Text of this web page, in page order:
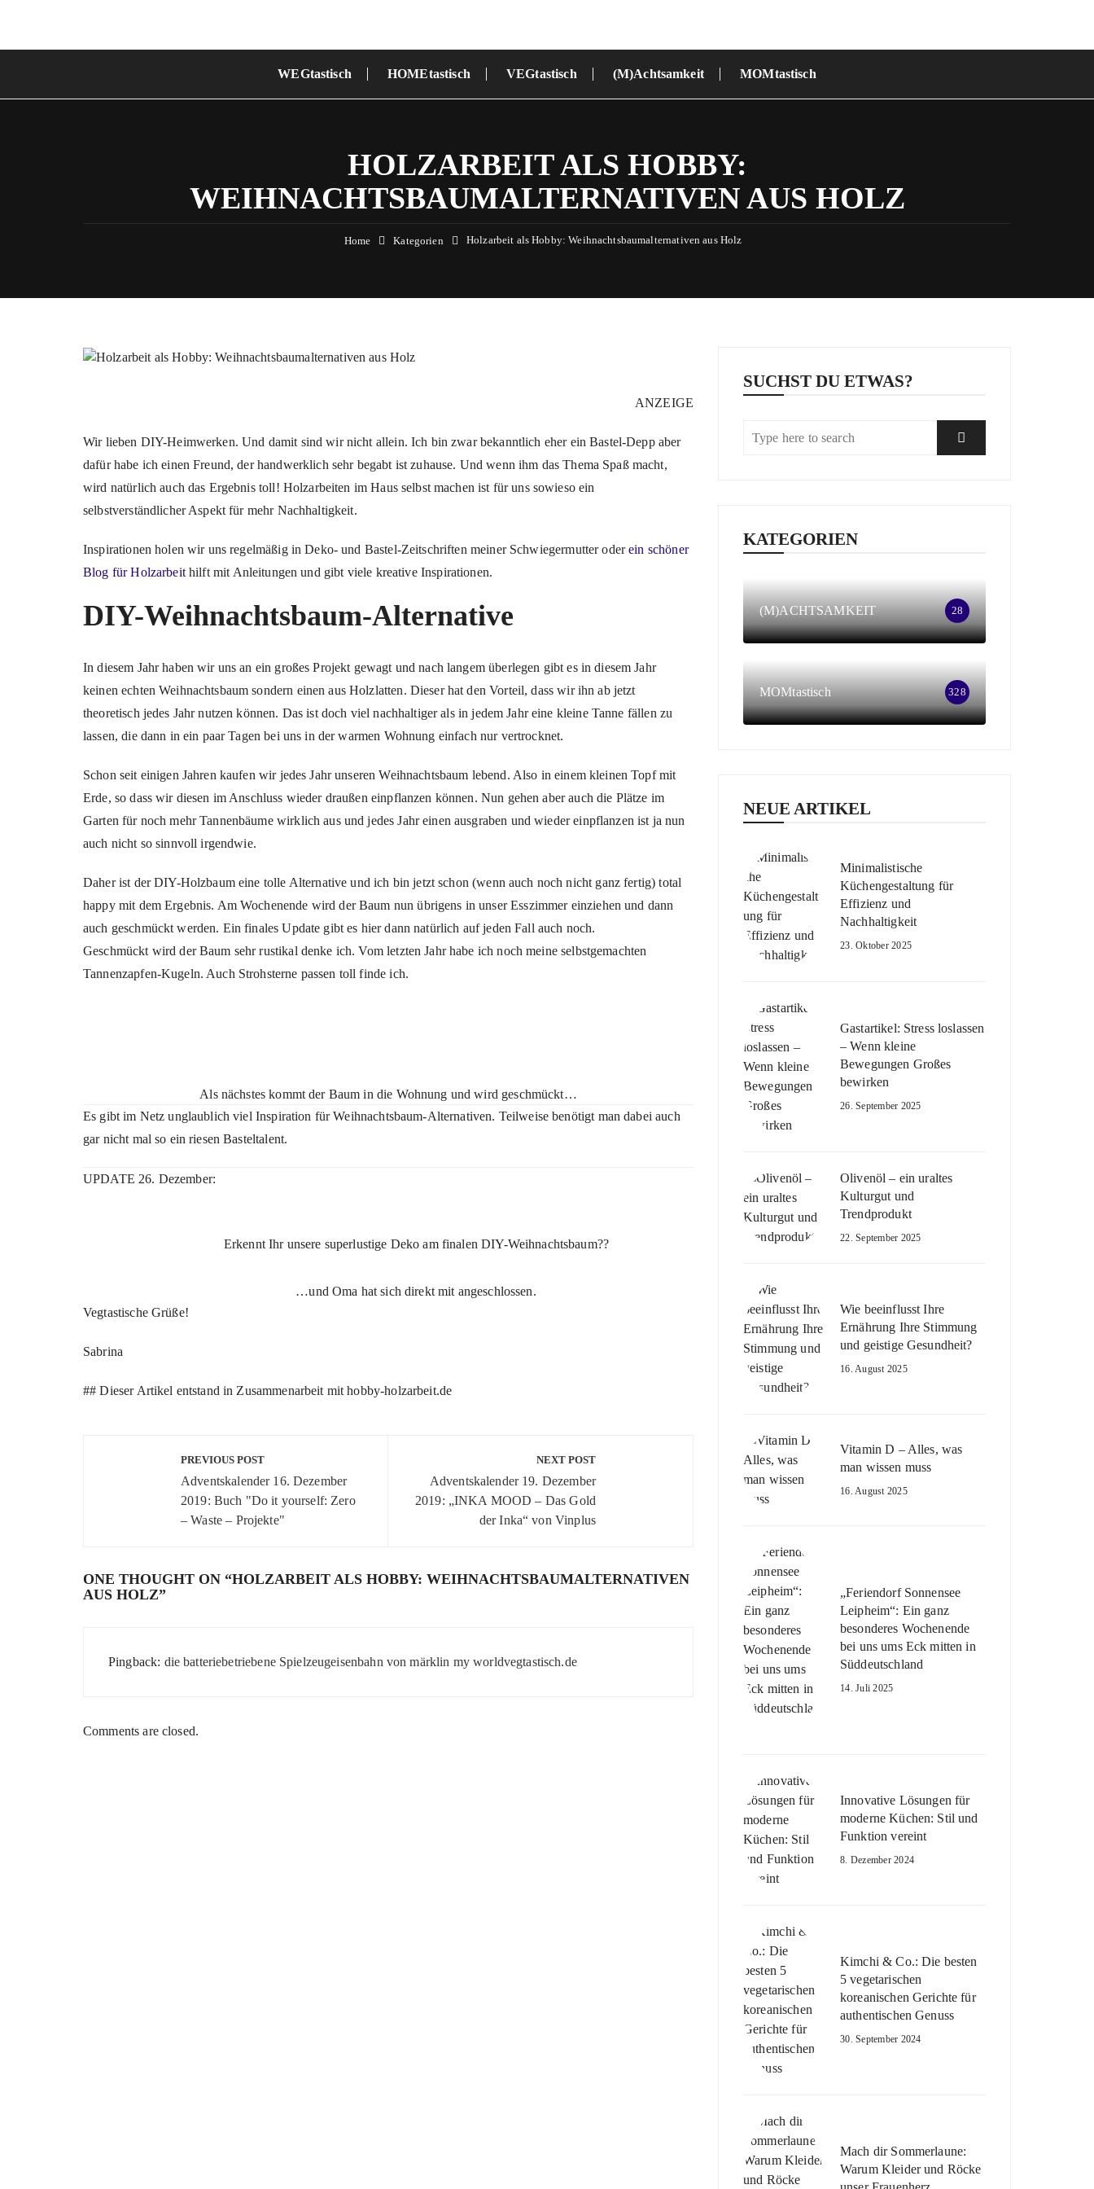
content
WEGtastisch
HOMEtastisch VEGtastisch (M)Achtsamkeit MOMtastisch
HOLZARBEIT ALS HOBBY:
WEIHNACHTSBAUMALTERNATIVEN AUS HOLZ
Home Kategorien Holzarbeit als Hobby: Weihnachtsbaumalternativen aus Holz
ANZEIGE
Wir lieben DIY-Heimwerken. Und damit sind wir nicht allein. Ich bin zwar bekanntlich eher ein Bastel-Depp aber
dafür habe ich einen Freund, der handwerklich sehr begabt ist zuhause. Und wenn ihm das Thema Spaß macht,
wird natürlich auch das Ergebnis toll! Holzarbeiten im Haus selbst machen ist für uns sowieso ein
selbstverständlicher Aspekt für mehr Nachhaltigkeit.
Inspirationen holen wir uns regelmäßig in Deko- und Bastel-Zeitschriften meiner Schwiegermutter oderein schöner
Blog für Holzarbeithilft mit Anleitungen und gibt viele kreative Inspirationen.
DIY-Weihnachtsbaum-Alternative
In diesem Jahr haben wir uns an ein großes Projekt gewagt und nach langem überlegen gibt es in diesem Jahr
keinen echten Weihnachtsbaum sondern einen aus Holzlatten. Dieser hat den Vorteil, dass wir ihn ab jetzt
theoretisch jedes Jahr nutzen können. Das ist doch viel nachhaltiger als in jedem Jahr eine kleine Tanne fällen zu
lassen, die dann in ein paar Tagen bei uns in der warmen Wohnung einfach nur vertrocknet.
Schon seit einigen Jahren kaufen wir jedes Jahr unseren Weihnachtsbaum lebend. Also in einem kleinen Topf mit
Erde, so dass wir diesen im Anschluss wieder draußen einpflanzen können. Nun gehen aber auch die Plätze im
Garten für noch mehr Tannenbäume wirklich aus und jedes Jahr einen ausgraben und wieder einpflanzen ist ja nun
auch nicht so sinnvoll irgendwie.
Daher ist der DIY-Holzbaum eine tolle Alternative und ich bin jetzt schon (wenn auch noch nicht ganz fertig) total
happy mit dem Ergebnis. Am Wochenende wird der Baum nun übrigens in unser Esszimmer einziehen und dann
auch geschmückt werden. Ein finales Update gibt es hier dann natürlich auf jeden Fall auch noch.
Geschmückt wird der Baum sehr rustikal denke ich. Vom letzten Jahr habe ich noch meine selbstgemachten
Tannenzapfen-Kugeln. Auch Strohsterne passen toll finde ich.
Als nächstes kommt der Baum in die Wohnung und wird geschmückt…
Es gibt im Netz unglaublich viel Inspiration für Weihnachtsbaum-Alternativen. Teilweise benötigt man dabei auch
gar nicht mal so ein riesen Basteltalent.
UPDATE 26. Dezember:
Erkennt Ihr unsere superlustige Deko am finalen DIY-Weihnachtsbaum??
…und Oma hat sich direkt mit angeschlossen.
Vegtastische Grüße!
Sabrina
## Dieser Artikel entstand in Zusammenarbeit mit hobby-holzarbeit.de
Beitragsnavigation
PREVIOUS POST
Adventskalender 16. Dezember
2019: Buch "Do it yourself: Zero
– Waste – Projekte"
NEXT POST
Adventskalender 19. Dezember
2019: „INKA MOOD – Das Gold
der Inka“ von Vinplus
ONE THOUGHT ON “HOLZARBEIT ALS HOBBY: WEIHNACHTSBAUMALTERNATIVEN
AUS HOLZ”
Pingback: die batteriebetriebene Spielzeugeisenbahn von märklin my worldvegtastisch.de
Comments are closed.
SUCHST DU ETWAS?
KATEGORIEN
(M)ACHTSAMKEIT 28
MOMtastisch 328
NEUE ARTIKEL
Minimalistische
Küchengestaltung für
Effizienz und
Nachhaltigkeit
23. Oktober 2025
Gastartikel: Stress loslassen
– Wenn kleine
Bewegungen Großes
bewirken
26. September 2025
Olivenöl – ein uraltes
Kulturgut und
Trendprodukt
22. September 2025
Wie beeinflusst Ihre
Ernährung Ihre Stimmung
und geistige Gesundheit?
16. August 2025
Vitamin D – Alles, was
man wissen muss
16. August 2025
„Feriendorf Sonnensee
Leipheim“: Ein ganz
besonderes Wochenende
bei uns ums Eck mitten in
Süddeutschland
14. Juli 2025
Innovative Lösungen für
moderne Küchen: Stil und
Funktion vereint
8. Dezember 2024
Kimchi & Co.: Die besten
5 vegetarischen
koreanischen Gerichte für
authentischen Genuss
30. September 2024
Mach dir Sommerlaune:
Warum Kleider und Röcke